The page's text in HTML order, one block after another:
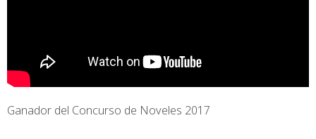
Ganador del Concurso de Noveles 2017